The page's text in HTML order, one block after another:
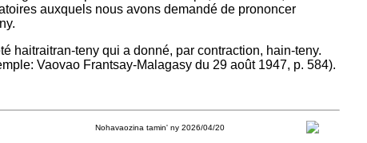
auxquels nous avons demandé de prononcer
haitraitran-teny qui a donné, par contraction, hain-teny.
Vaovao Frantsay-Malagasy du 29 août 1947, p. 584).
Nohavaozina tamin' ny 2026/04/20